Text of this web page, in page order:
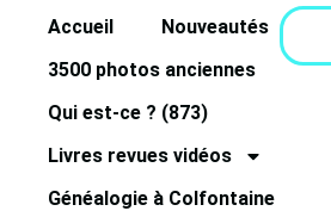
Accueil
Nouveautés
3500 photos anciennes
Qui est-ce ? (873)
Livres revues vidéos
Généalogie à Colfontaine